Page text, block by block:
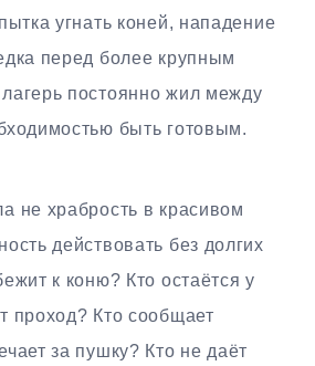
угнать коней, нападение
перед более крупным
постоянно жил между
быть готовым.
не храбрость в красивом
действовать без долгих
к коню? Кто остаётся у
проход? Кто сообщает
за пушку? Кто не даёт